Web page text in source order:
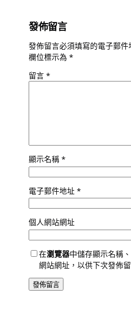
發佈留言
發佈留言必須填寫的電子郵件
欄位標示為 *
留言 *
顯示名稱 *
電子郵件地址 *
個人網站網址
在瀏覽器中儲存顯示名稱
網站網址，以供下次發佈